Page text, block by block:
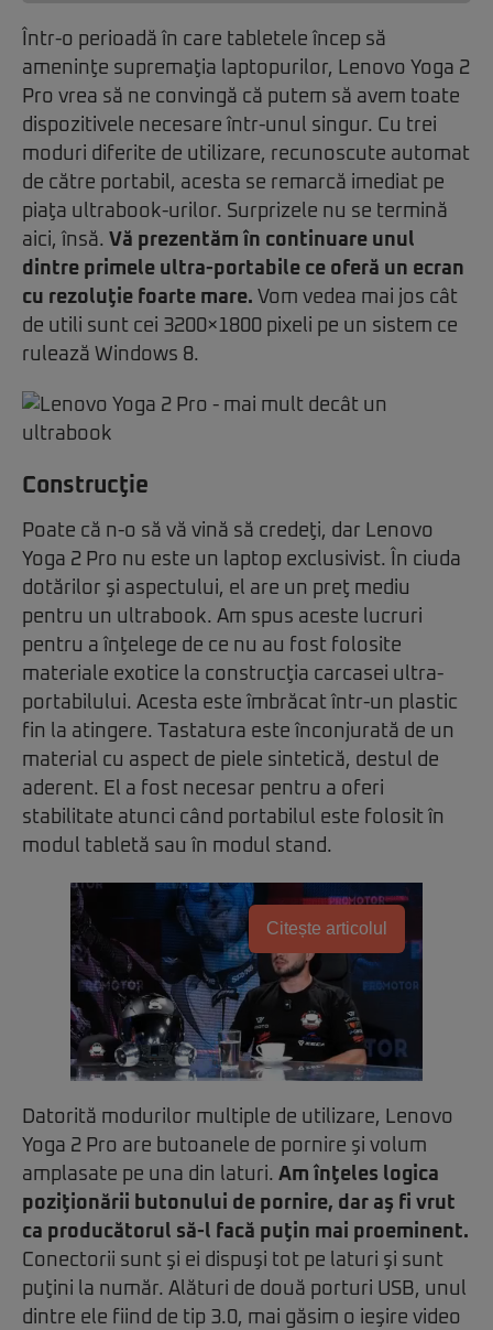
Într-o perioadă în care tabletele încep să
ameninţe supremaţia laptopurilor, Lenovo Yoga 2
Pro vrea să ne convingă că putem să avem toate
dispozitivele necesare într-unul singur. Cu trei
moduri diferite de utilizare, recunoscute automat
de către portabil, acesta se remarcă imediat pe
piaţa ultrabook-urilor. Surprizele nu se termină
aici, însă. Vă prezentăm în continuare unul
dintre primele ultra-portabile ce oferă un ecran
cu rezoluţie foarte mare. Vom vedea mai jos cât
de utili sunt cei 3200×1800 pixeli pe un sistem ce
rulează Windows 8.
Construcţie
Poate că n-o să vă vină să credeţi, dar Lenovo
Yoga 2 Pro nu este un laptop exclusivist. În ciuda
dotărilor şi aspectului, el are un preţ mediu
pentru un ultrabook. Am spus aceste lucruri
pentru a înţelege de ce nu au fost folosite
materiale exotice la construcţia carcasei ultra-
portabilului. Acesta este îmbrăcat într-un plastic
fin la atingere. Tastatura este înconjurată de un
material cu aspect de piele sintetică, destul de
aderent. El a fost necesar pentru a oferi
stabilitate atunci când portabilul este folosit în
modul tabletă sau în modul stand.
Citește articolul
Datorită modurilor multiple de utilizare, Lenovo
Yoga 2 Pro are butoanele de pornire şi volum
amplasate pe una din laturi. Am înţeles logica
poziţionării butonului de pornire, dar aş fi vrut
ca producătorul să-l facă puţin mai proeminent.
Conectorii sunt şi ei dispuşi tot pe laturi şi sunt
puţini la număr. Alături de două porturi USB, unul
dintre ele fiind de tip 3.0, mai găsim o ieşire video